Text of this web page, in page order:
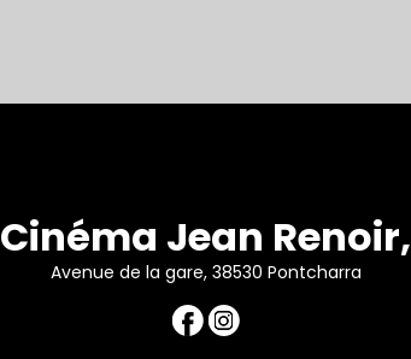
Cinéma Jean Renoir,
Avenue de la gare, 38530 Pontcharra